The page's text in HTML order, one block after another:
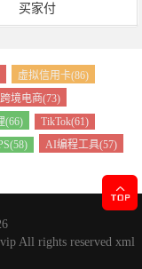
买家付
虚拟信用卡(86)
跨境电商(73)
(66)
TikTok(61)
AI编程工具(57)
All rights reserved xml